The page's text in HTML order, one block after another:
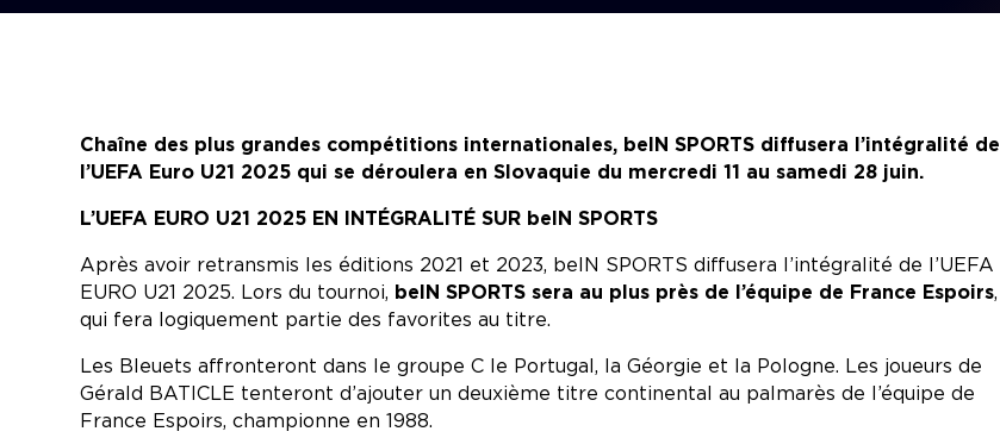
Chaîne des plus grandes compétitions internationales, beIN SPORTS diffusera l’intégralité de
l’UEFA Euro U21 2025 qui se déroulera en Slovaquie du mercredi 11 au samedi 28 juin.
L’UEFA EURO U21 2025 EN INTÉGRALITÉ SUR beIN SPORTS
Après avoir retransmis les éditions 2021 et 2023, beIN SPORTS diffusera l’intégralité de l’UEFA
EURO U21 2025. Lors du tournoi, beIN SPORTS sera au plus près de l’équipe de France Espoirs,
qui fera logiquement partie des favorites au titre.
Les Bleuets affronteront dans le groupe C le Portugal, la Géorgie et la Pologne. Les joueurs de
Gérald BATICLE tenteront d’ajouter un deuxième titre continental au palmarès de l’équipe de
France Espoirs, championne en 1988.